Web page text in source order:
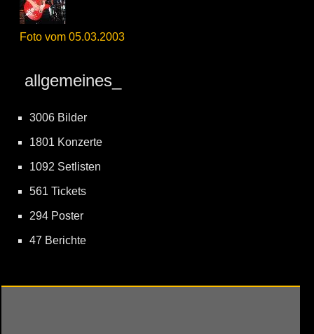
Foto vom 05.03.2003
allgemeines_
3006 Bilder
1801 Konzerte
1092 Setlisten
561 Tickets
294 Poster
47 Berichte